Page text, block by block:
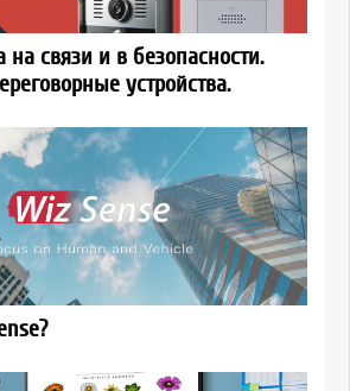
на связи и в безопасности.
устройства.